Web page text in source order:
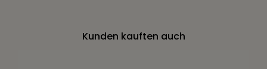
Kunden kauften auch